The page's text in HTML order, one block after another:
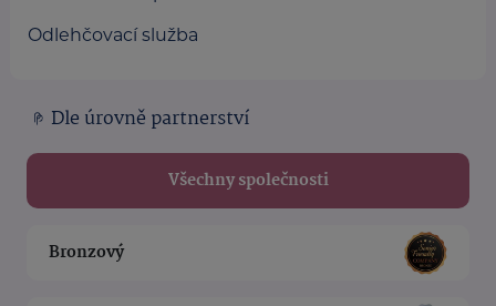
Odlehčovací služba
Dle úrovně partnerství
Všechny společnosti
Bronzový